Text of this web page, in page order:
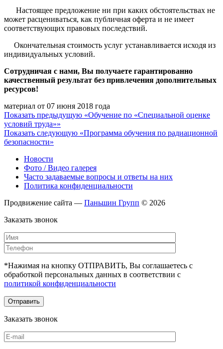
Настоящее предложение ни при каких обстоятельствах не
может расцениваться, как публичная оферта и не имеет
соответствующих правовых последствий.
Окончательная стоимость услуг устанавливается исходя из
индивидуальных условий.
Сотрудничая с нами, Вы получаете гарантированно
качественный результат без привлечения дополнительных
ресурсов!
материал от 07 июня 2018 года
Показать прeдыдущую «Обучение по «Специальной оценке
условий труда»»
Показать слeдующую «Программа обучения по радиационной
безопасности»
Новости
Фото / Видео галерея
Часто задаваемые вопросы и ответы на них
Политика конфиденциальности
Продвижение сайта ― Паньшин Групп © 2026
Заказать звонок
*Нажимая на кнопку ОТПРАВИТЬ, Вы соглашаетесь с
обработкой персональных данных в соответствии с
политикой конфиденциальности
Заказать звонок